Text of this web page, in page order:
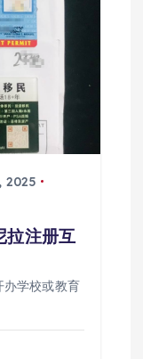
2025
拉注册互
办学校或教育